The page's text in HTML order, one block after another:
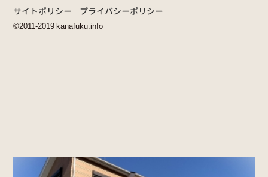
サイトポリシー プライバシーポリシー
©2011-2019 kanafuku.info